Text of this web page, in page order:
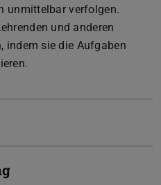
unmittelbar verfolgen.
und anderen
indem sie die Aufgaben